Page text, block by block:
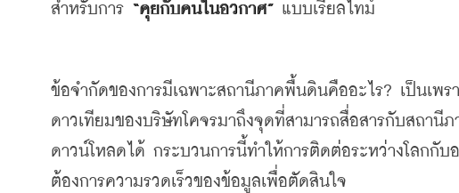
สำหรับการ “คุยกับคนในอวกาศ” แบบเรียลไทม์
ข้อจำกัดของการมีเฉพาะสถานีภาคพื้นดินคืออะไร? เป็นเพ
ดาวเทียมของบริษัทโคจรมาถึงจุดที่สามารถสื่อสารกับสถานี
ดาวน์โหลดได้ กระบวนการนี้ทำให้การติดต่อระหว่างโลกกับ
ต้องการความรวดเร็วของข้อมูลเพื่อตัดสินใจ